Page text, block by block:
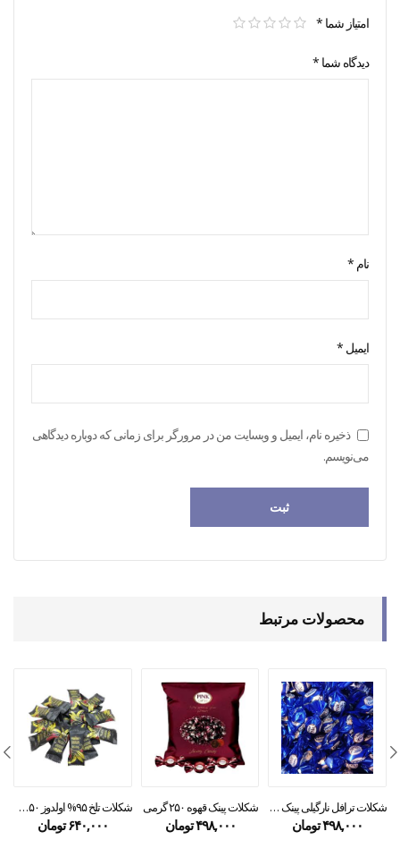
امتیاز شما *
دیدگاه شما *
نام *
ایمیل *
ذخیره نام، ایمیل و وبسایت من در مرورگر برای زمانی که دوباره دیدگاهی
می‌نویسم.
محصولات مرتبط
شکلات ترافل نارگیلی پینک ۲۵۰ گرمی
۴۹۸,۰۰۰تومان
شکلات پینک قهوه ۲۵۰ گرمی
۴۹۸,۰۰۰تومان
شکلات تلخ ۹۵% اولدوز ۲۵۰ گرمی
۶۴۰,۰۰۰ تومان